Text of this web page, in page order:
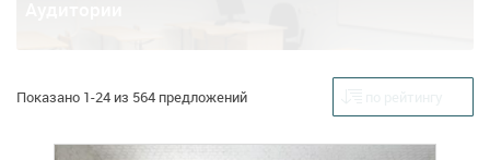
Показано 1-24 из 564 предложений